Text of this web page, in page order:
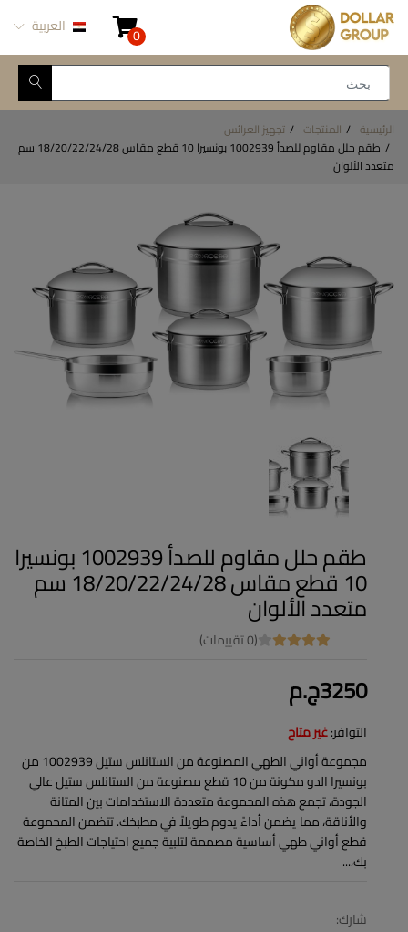
0 العربية
الرئيسية المنتجات
تجهيز العرائس
طقم حلل مقاوم للصدأ 1002939 بونسيرا 10 قطع مقاس 18/20/22/24/28 سم
متعدد الألوان
طقم حلل مقاوم للصدأ 1002939 بونسيرا
10 قطع مقاس 18/20/22/24/28 سم
متعدد الألوان
(0 تقييمات)
3250ج.م
التوافر:غير متاح
مجموعة أواني الطهي المصنوعة من الستانلس ستيل 1002939 من
بونسيرا الدو مكونة من 10 قطع مصنوعة من الستانلس ستيل عالي
الجودة، تجمع هذه المجموعة متعددة الاستخدامات بين المتانة
والأناقة، مما يضمن أداءً يدوم طويلاً في مطبخك. تتضمن المجموعة
قطع أواني طهي أساسية مصممة لتلبية جميع احتياجات الطبخ الخاصة
بك،...
شارك: